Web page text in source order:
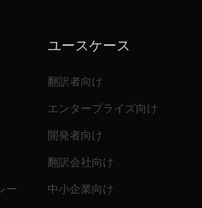
ー
ユースケース
翻訳者向け
エンタープライズ向け
開発者向け
翻訳会社向け
中小企業向け